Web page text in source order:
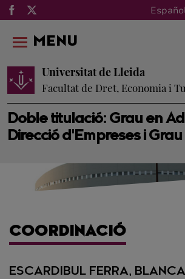
Doble titulació: Grau en
Direcció d'Empreses i
Universitat de Lleida
Facultat de Dret, Economia i
MENU
COORDINACIÓ
ESCARDIBUL FERRA, BLANCA